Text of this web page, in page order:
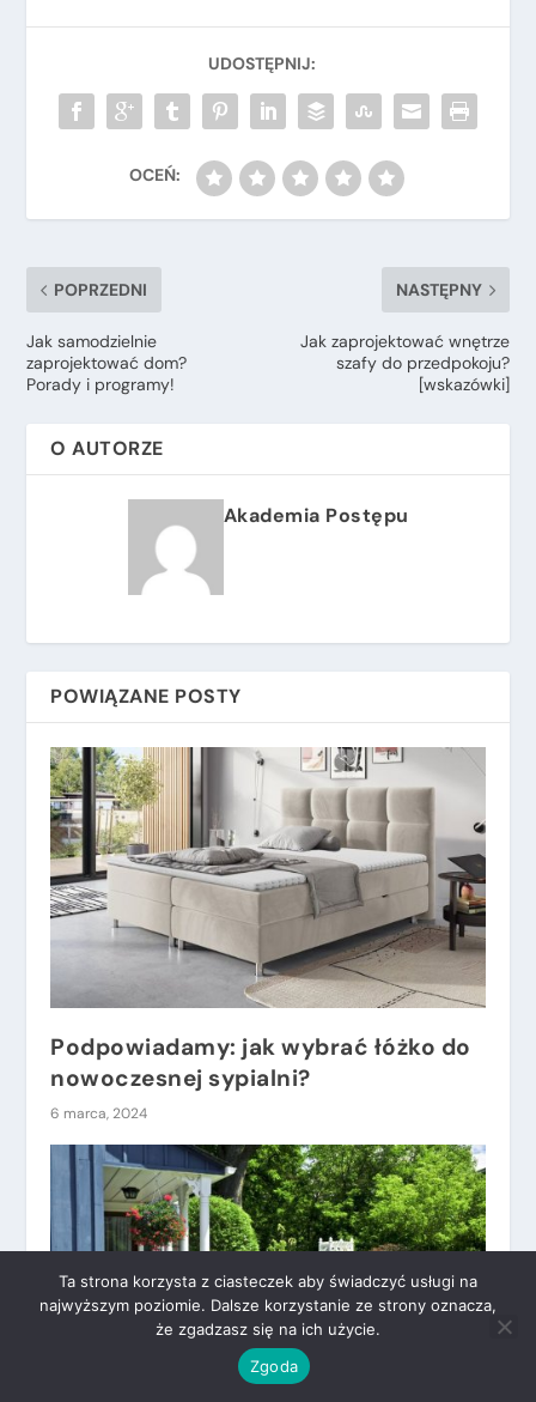
POPRZEDNI
Jak samodzielnie
zaprojektować dom?
Porady i programy!
NASTĘPNY
Jak zaprojektować wnętrze
szafy do przedpokoju?
[wskazówki]
O AUTORZE
Akademia Postępu
POWIĄZANE POSTY
Podpowiadamy: jak wybrać łóżko do
nowoczesnej sypialni?
6 marca, 2024
Ta strona korzysta z ciasteczek aby świadczyć usługi na
najwyższym poziomie. Dalsze korzystanie ze strony oznacza,
że zgadzasz się na ich użycie.
Zgoda